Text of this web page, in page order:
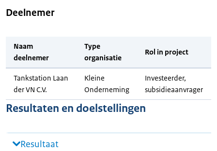
Deelnemer
Naam
deelnemer
Type
organisatie
Rol in project
Tankstation Laan
der VN C.V.
Kleine
Onderneming
Investeerder,
subsidieaanvrager
Resultaten en doelstellingen
Resultaat